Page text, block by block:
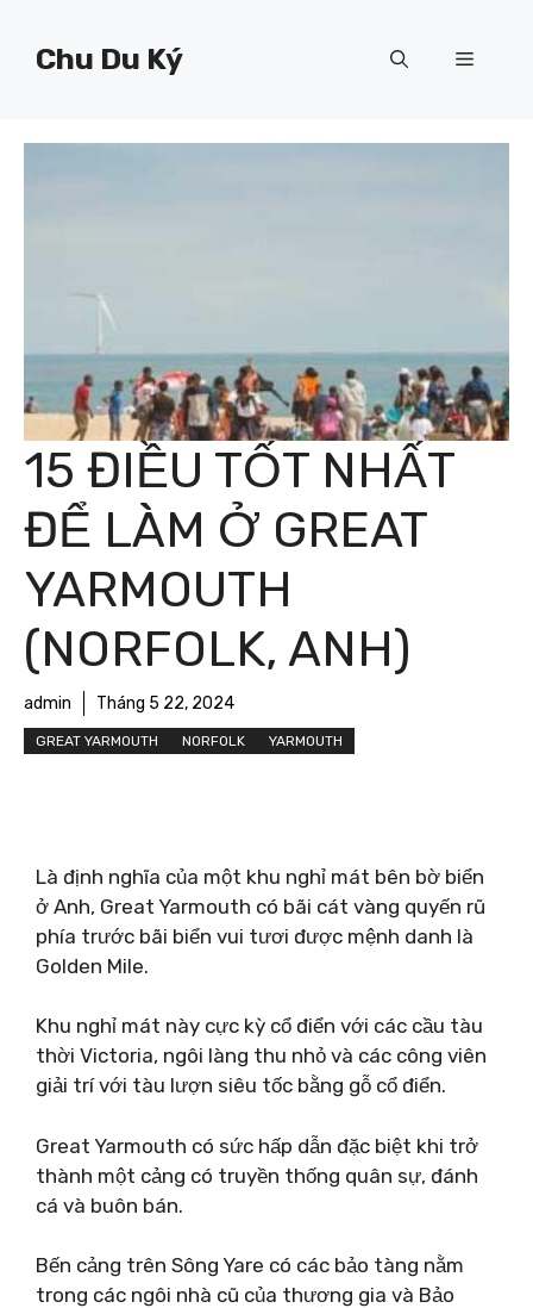
Chu Du Ký Menu
15 ĐIỀU TỐT NHẤT
ĐỂ LÀM Ở GREAT
YARMOUTH
(NORFOLK, ANH)
admin Tháng 5 22, 2024
GREAT YARMOUTH NORFOLK YARMOUTH
Là định nghĩa của một khu nghỉ mát bên bờ biển
ở Anh, Great Yarmouth có bãi cát vàng quyến rũ
phía trước bãi biển vui tươi được mệnh danh là
Golden Mile.
Khu nghỉ mát này cực kỳ cổ điển với các cầu tàu
thời Victoria, ngôi làng thu nhỏ và các công viên
giải trí với tàu lượn siêu tốc bằng gỗ cổ điển.
Great Yarmouth có sức hấp dẫn đặc biệt khi trở
thành một cảng có truyền thống quân sự, đánh
cá và buôn bán.
Bến cảng trên Sông Yare có các bảo tàng nằm
trong các ngôi nhà cũ của thương gia và Bảo